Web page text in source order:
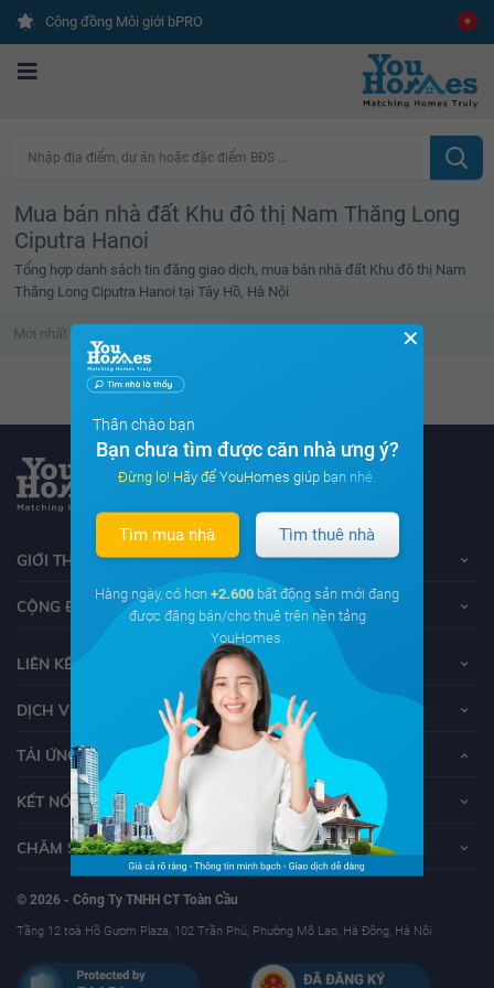
Cộng đồng Môi giới bPRO
Nhập địa điểm, dự án hoặc đặc điểm BĐS ...
Mua bán nhà đất Khu đô thị Nam Thăng Long
Ciputra Hanoi
Tổng hợp danh sách tin đăng giao dịch, mua bán nhà đất Khu đô thị Nam
Thăng Long Ciputra Hanoi tại Tây Hồ, Hà Nội
Mới nhất
Danh sách tin đã xem trống
GIỚI THIỆU VỀ YOUHOMES
CỘNG ĐỒNG YOUHOMERS
LIÊN KẾT
DỊCH VỤ KHÁCH HÀNG
TẢI ỨNG DỤNG YOUHOMES
KẾT NỐI VỚI YOUHOMES
CHĂM SÓC KHÁCH HÀNG
© 2026 - Công Ty TNHH CT Toàn Cầu
Tầng 12 toà Hồ Gươm Plaza, 102 Trần Phú, Phường Mộ Lao, Hà Đông, Hà Nội
✕
Thân chào bạn
Bạn chưa tìm được căn nhà ưng ý?
Đừng lo! Hãy để YouHomes giúp bạn nhé.
Tìm mua nhà Tìm thuê nhà
Hàng ngày, có hơn +2.600 bất động sản mới đang
được đăng bán/cho thuê trên nền tảng
YouHomes.